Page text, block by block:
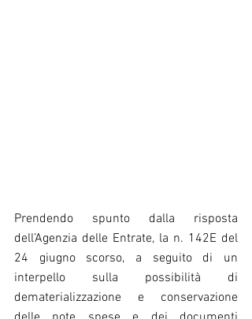
Prendendo spunto dalla risposta
dell’Agenzia delle Entrate, la n. 142E del
24 giugno scorso, a seguito di un
interpello sulla possibilità di
dematerializzazione e conservazione